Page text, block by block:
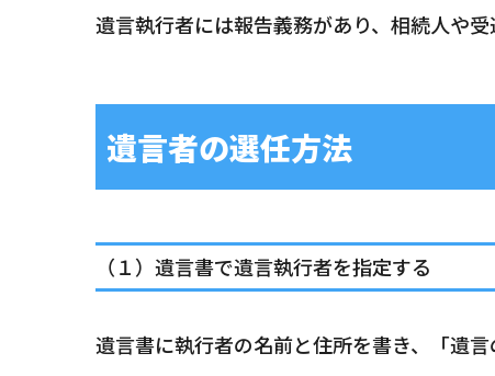
遺言執行者には報告義務があり、相続人や
遺言者の選任方法
（１）遺言書で遺言執行者を指定する
遺言書に執行者の名前と住所を書き、「遺